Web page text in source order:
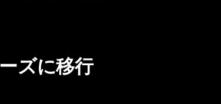
ズに移行